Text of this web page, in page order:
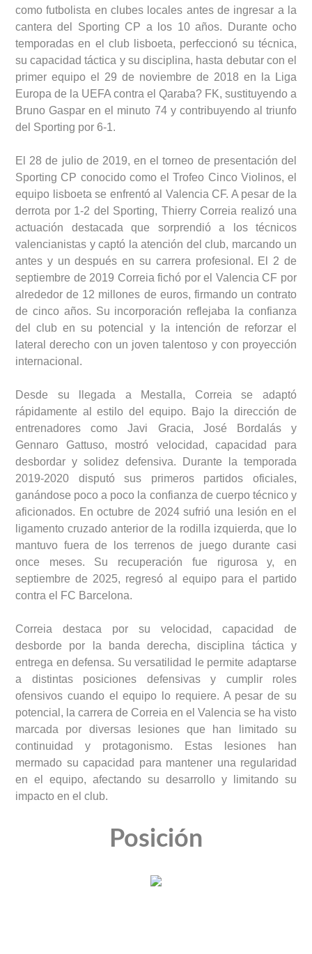
como futbolista en clubes locales antes de ingresar a la
cantera del Sporting CP a los 10 años. Durante ocho
temporadas en el club lisboeta, perfeccionó su técnica,
su capacidad táctica y su disciplina, hasta debutar con el
primer equipo el 29 de noviembre de 2018 en la Liga
Europa de la UEFA contra el Qaraba? FK, sustituyendo a
Bruno Gaspar en el minuto 74 y contribuyendo al triunfo
del Sporting por 6-1.
El 28 de julio de 2019, en el torneo de presentación del
Sporting CP conocido como el Trofeo Cinco Violinos, el
equipo lisboeta se enfrentó al Valencia CF. A pesar de la
derrota por 1-2 del Sporting, Thierry Correia realizó una
actuación destacada que sorprendió a los técnicos
valencianistas y captó la atención del club, marcando un
antes y un después en su carrera profesional. El 2 de
septiembre de 2019 Correia fichó por el Valencia CF por
alrededor de 12 millones de euros, firmando un contrato
de cinco años. Su incorporación reflejaba la confianza
del club en su potencial y la intención de reforzar el
lateral derecho con un joven talentoso y con proyección
internacional.
Desde su llegada a Mestalla, Correia se adaptó
rápidamente al estilo del equipo. Bajo la dirección de
entrenadores como Javi Gracia, José Bordalás y
Gennaro Gattuso, mostró velocidad, capacidad para
desbordar y solidez defensiva. Durante la temporada
2019-2020 disputó sus primeros partidos oficiales,
ganándose poco a poco la confianza de cuerpo técnico y
aficionados. En octubre de 2024 sufrió una lesión en el
ligamento cruzado anterior de la rodilla izquierda, que lo
mantuvo fuera de los terrenos de juego durante casi
once meses. Su recuperación fue rigurosa y, en
septiembre de 2025, regresó al equipo para el partido
contra el FC Barcelona.
Correia destaca por su velocidad, capacidad de
desborde por la banda derecha, disciplina táctica y
entrega en defensa. Su versatilidad le permite adaptarse
a distintas posiciones defensivas y cumplir roles
ofensivos cuando el equipo lo requiere. A pesar de su
potencial, la carrera de Correia en el Valencia se ha visto
marcada por diversas lesiones que han limitado su
continuidad y protagonismo. Estas lesiones han
mermado su capacidad para mantener una regularidad
en el equipo, afectando su desarrollo y limitando su
impacto en el club.
Posición